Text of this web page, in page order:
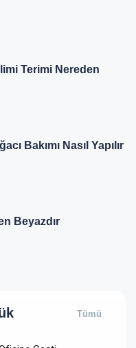
Terimi Nereden
Bakımı Nasıl Yapılır
Beyazdır
Tümü